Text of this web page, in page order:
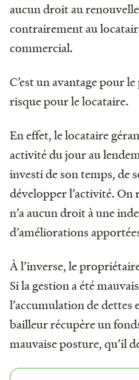
aucun droit au
contrairement au
commercial.
C’est un avantage pour
risque pour le locataire.
En effet, le locataire
activité du jour au
investi de son temps, de
développer l’activité. On
n’a aucun droit à une
d’améliorations
À l’inverse, le
Si la gestion a été
l’accumulation de dettes
bailleur récupère un
mauvaise posture, qu’il